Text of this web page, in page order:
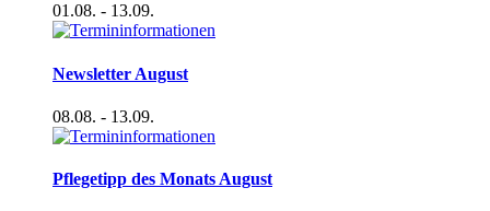
01.08. - 13.09.
Newsletter August
08.08. - 13.09.
Pflegetipp des Monats August